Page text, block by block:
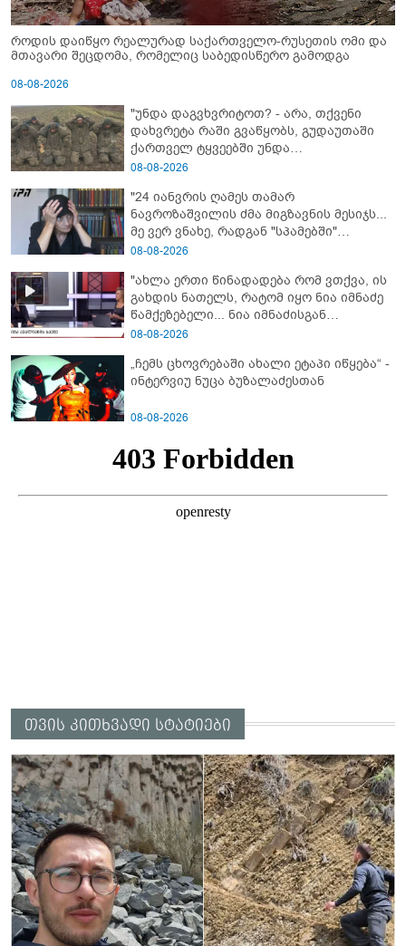
როდის დაიწყო რეალურად საქართველო-რუსეთის ომი და
მთავარი შეცდომა, რომელიც საბედისწერო გამოდგა
08-08-2026
"უნდა დაგვხვრიტოთ? - არა, თქვენი
დახვრეტა რაში გვაწყობს, გუდაუთაში
ქართველ ტყვეებში უნდა
გადაგცვალოთ..."
08-08-2026
"24 იანვრის ღამეს თამარ
ნავროზაშვილის ძმა მიგზავნის მესიჯს...
მე ვერ ვნახე, რადგან "სპამებში"
ჩავარდა": რა მისწერა ნია იმნაძის ბიძამ
"სქრინს" აქვეყნებს
08-08-2026
"ახლა ერთი წინადადება რომ ვთქვა, ის
გახდის ნათელს, რატომ იყო ნია იმნაძე
წამქეზებელი... ნია იმნაძისგან
გამოსული ინფორმაციაა ეს" - რას
08-08-2026
„ჩემს ცხოვრებაში ახალი ეტაპი იწყება“ -
ინტერვიუ ნუცა ბუზალაძესთან
08-08-2026
თვის კითხვადი სტატიები